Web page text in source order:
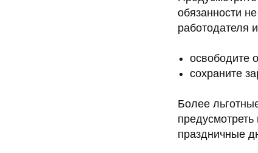
обязанности
работодателя
освободите
сохраните
Более
праздничные